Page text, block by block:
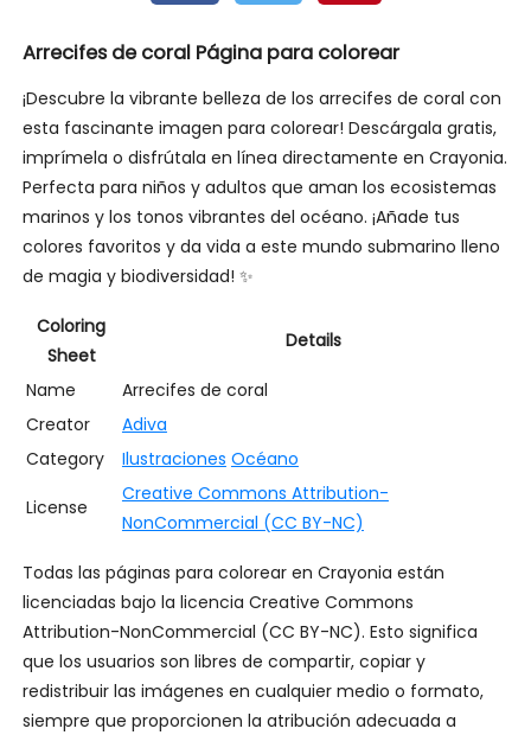
Arrecifes de coral Página para colorear
¡Descubre la vibrante belleza de los arrecifes de coral con
esta fascinante imagen para colorear! Descárgala gratis,
imprímela o disfrútala en línea directamente en Crayonia.
Perfecta para niños y adultos que aman los ecosistemas
marinos y los tonos vibrantes del océano. ¡Añade tus
colores favoritos y da vida a este mundo submarino lleno
de magia y biodiversidad! ✨
Coloring
Sheet
Details
Name
Arrecifes de coral
Creator
Adiva
Category
Ilustraciones Océano
License
Creative Commons Attribution-
NonCommercial (CC BY-NC)
Todas las páginas para colorear en Crayonia están
licenciadas bajo la licencia Creative Commons
Attribution-NonCommercial (CC BY-NC). Esto significa
que los usuarios son libres de compartir, copiar y
redistribuir las imágenes en cualquier medio o formato,
siempre que proporcionen la atribución adecuada a